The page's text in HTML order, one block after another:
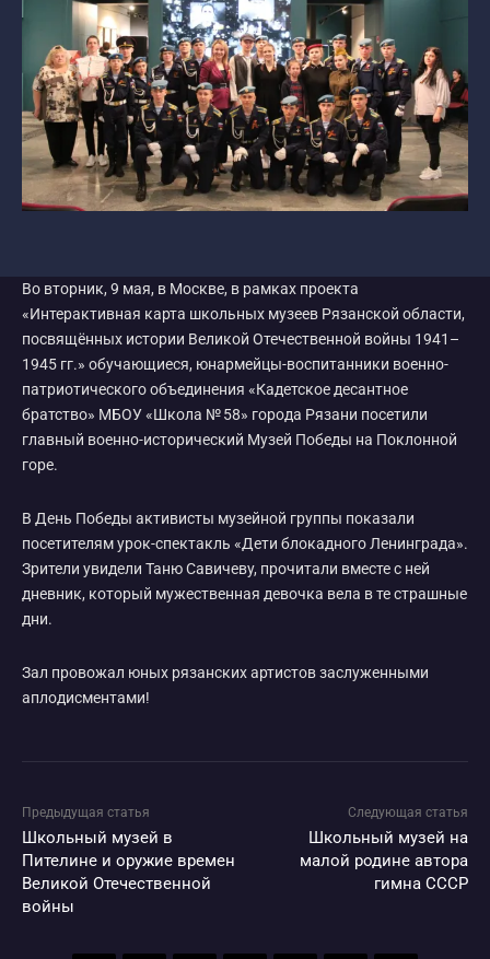
Во вторник, 9 мая, в Москве, в рамках проекта
«Интерактивная карта школьных музеев Рязанской области,
посвящённых истории Великой Отечественной войны 1941–
1945 гг.» обучающиеся, юнармейцы-воспитанники военно-
патриотического объединения «Кадетское десантное
братство» МБОУ «Школа № 58» города Рязани посетили
главный военно-исторический Музей Победы на Поклонной
горе.
В День Победы активисты музейной группы показали
посетителям урок-спектакль «Дети блокадного Ленинграда».
Зрители увидели Таню Савичеву, прочитали вместе с ней
дневник, который мужественная девочка вела в те страшные
дни.
Зал провожал юных рязанских артистов заслуженными
аплодисментами!
Предыдущая статья
Школьный музей в
Пителине и оружие времен
Великой Отечественной
войны
Следующая статья
Школьный музей на
малой родине автора
гимна СССР